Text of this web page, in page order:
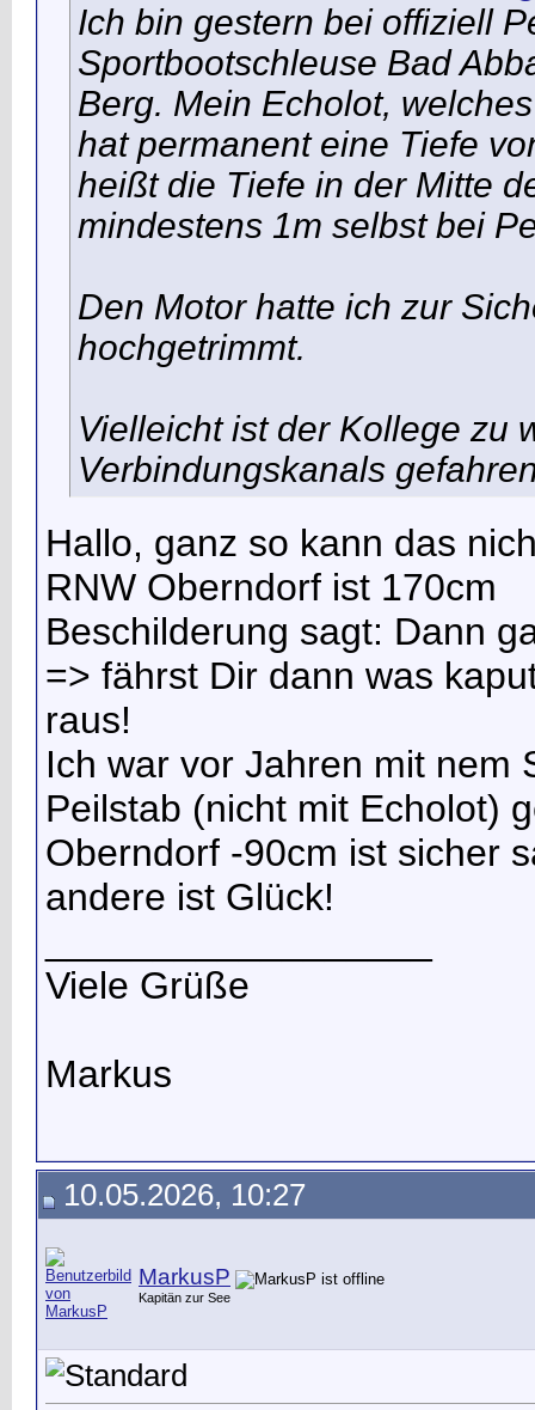
Ich bin gestern bei offiziell
Sportbootschleuse Bad
Berg. Mein Echolot,
hat permanent eine Tiefe
heißt die Tiefe in der Mitte
mindestens 1m selbst bei
Den Motor hatte ich zur
hochgetrimmt.
Vielleicht ist der Kollege zu
Verbindungskanals
Hallo, ganz so kann das
RNW Oberndorf ist 170cm
Beschilderung sagt: Dann
=> fährst Dir dann was
raus!
Ich war vor Jahren mit nem
Peilstab (nicht mit Echolot)
Oberndorf -90cm ist sicher
andere ist Glück!
Viele Grüße
Markus
10.05.2026, 10:27
MarkusP
Kapitän zur See